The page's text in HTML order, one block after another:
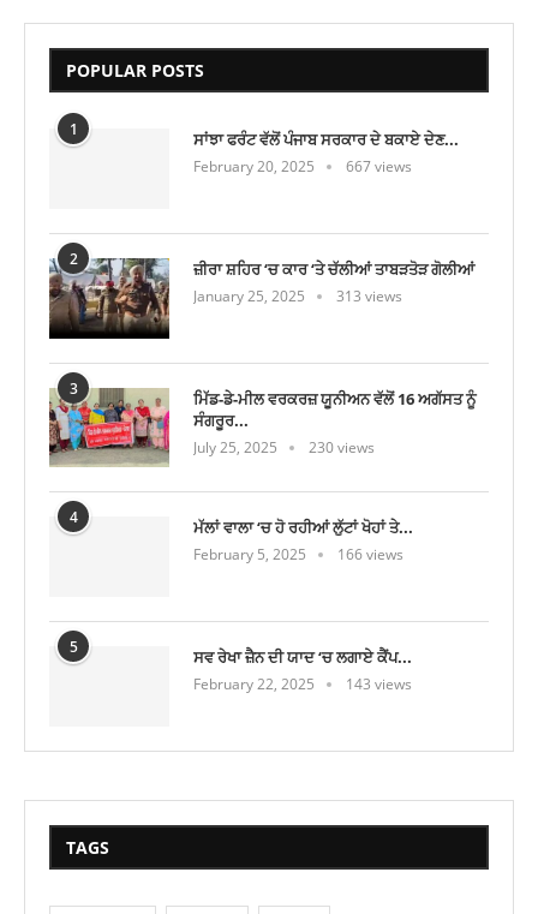
POPULAR POSTS
1 ਸਾਂਝਾ ਫਰੰਟ ਵੱਲੋਂ ਪੰਜਾਬ ਸਰਕਾਰ ਦੇ ਬਕਾਏ ਦੇਣ...
February 20, 2025 667 views
2 ਜ਼ੀਰਾ ਸ਼ਹਿਰ ‘ਚ ਕਾਰ ‘ਤੇ ਚੱਲੀਆਂ ਤਾਬੜਤੋੜ ਗੋਲੀਆਂ
January 25, 2025 313 views
3
ਮਿੱਡ-ਡੇ-ਮੀਲ ਵਰਕਰਜ਼ ਯੂਨੀਅਨ ਵੱਲੋਂ 16 ਅਗੱਸਤ ਨੂੰ
ਸੰਗਰੂਰ...
July 25, 2025 230 views
4 ਮੱਲਾਂ ਵਾਲਾ ‘ਚ ਹੋ ਰਹੀਆਂ ਲੁੱਟਾਂ ਖੋਹਾਂ ਤੇ...
February 5, 2025 166 views
5 ਸਵ ਰੇਖਾ ਜ਼ੈਨ ਦੀ ਯਾਦ ‘ਚ ਲਗਾਏ ਕੈਂਪ...
February 22, 2025 143 views
TAGS